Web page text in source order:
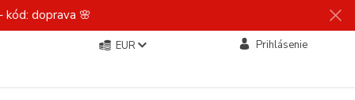
kód: doprava 🌸
EUR Prihlásenie